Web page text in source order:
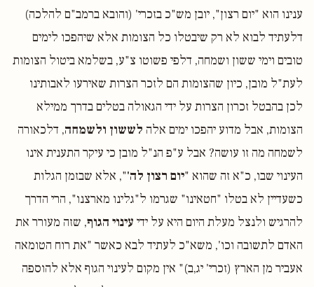
ענינו הוא "יום רצון", יובן מש"כ בזכרי' (והובא ברמב"ם להלכה)
דלעתיד לבוא לא רק שיבטלו כל הצומות אלא שיהפכו לימים
טובים וימי ששון ושמחה, דלפי פשוטו צ"ע, בשלמא ביטול הצומות
לעת"ל מובן, כיון שהצומות הם לזכר הצרות שאירעו לאבותינו
לכן בהבטל זכרון הצרות על ידי הגאולה בטלים בדרך ממילא
הצומות, אבל מדוע יהפכו ימים אלה לששון ולשמחה, דלכאורה
לשמחה מה זו עושה? אבל ע"פ הנ"ל מובן כי עיקר התענית אינו
העינוי שבו, כ"א זה שהוא "יום רצון לה'", אלא שבזמן הגלות
כשעדיין לא בטלו "חטאינו" שגרמו ל"גלינו מארצנו", הרי הדרך
להרגיש ולנצל מעלת היום היא על ידי עינוי הגוף, שזה מעורר את
האדם לתשובה וכו', משא"כ לעתיד לבא כאשר "את רוח הטומאה
אעביר מן הארץ (זכרי' יג,ב)" אין מקום לעינוי הגוף אלא להוספה